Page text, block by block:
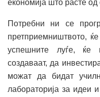
економија што расте од
Потребни ни се
претприемништвото,
успешните луѓе, ќе
создаваат, да
можат да бидат
лабораторија за идеи